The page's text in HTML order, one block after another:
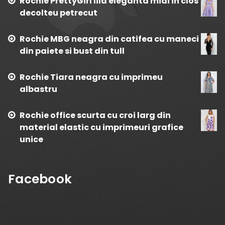
decolteu petrecut
Rochie MBG neagra din catifea cu maneci
din paiete si bust din tull
Rochie Tiara neagra cu imprimeu
albastru
Rochie office scurta cu croi larg din
material elastic cu imprimeuri grafice
unice
Facebook